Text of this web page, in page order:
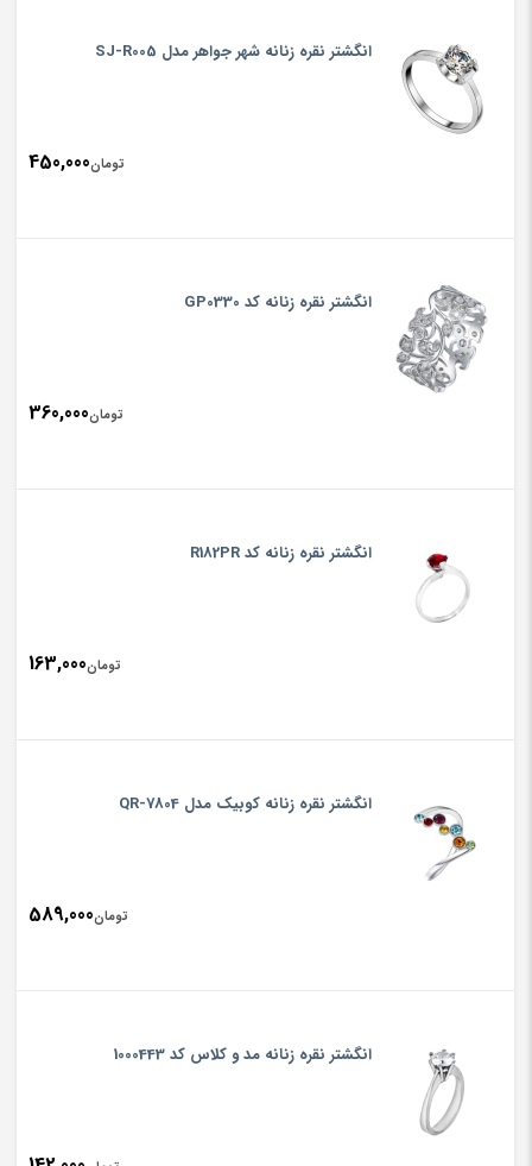
انگشتر نقره زنانه شهر جواهر مدل SJ-R005
تومان450,000
انگشتر نقره زنانه کد GP0330
تومان360,000
انگشتر نقره زنانه کد R182PR
تومان163,000
انگشتر نقره زنانه کوبیک مدل QR-7804
تومان589,000
انگشتر نقره زنانه مد و کلاس کد 1000443